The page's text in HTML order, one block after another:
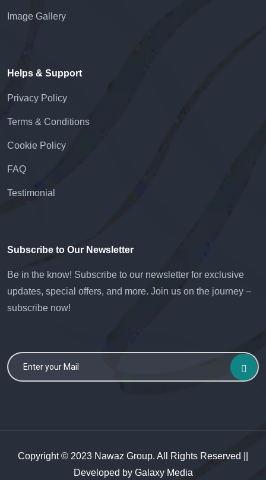
Image Gallery
Helps & Support
Privacy Policy
Terms & Conditions
Cookie Policy
FAQ
Testimonial
Subscribe to Our Newsletter
Be in the know! Subscribe to our newsletter for exclusive
updates, special offers, and more. Join us on the journey –
subscribe now!
Copyright © 2023 Nawaz Group. All Rights Reserved ||
Developed by Galaxy Media